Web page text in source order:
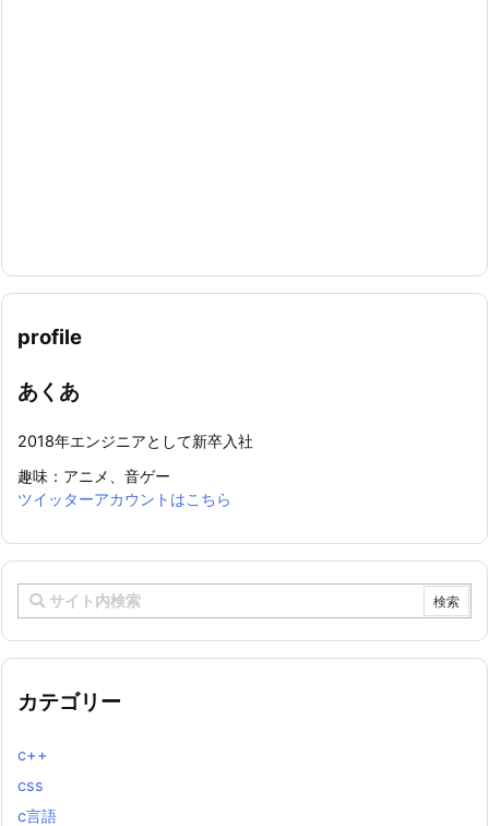
profile
あくあ
2018年エンジニアとして新卒入社
趣味：アニメ、音ゲー
ツイッターアカウントはこちら
カテゴリー
c++
css
c言語